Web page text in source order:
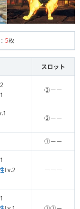
5枚
スロット
②ーー
②ーー
①ーー
Lv.2
ーーー